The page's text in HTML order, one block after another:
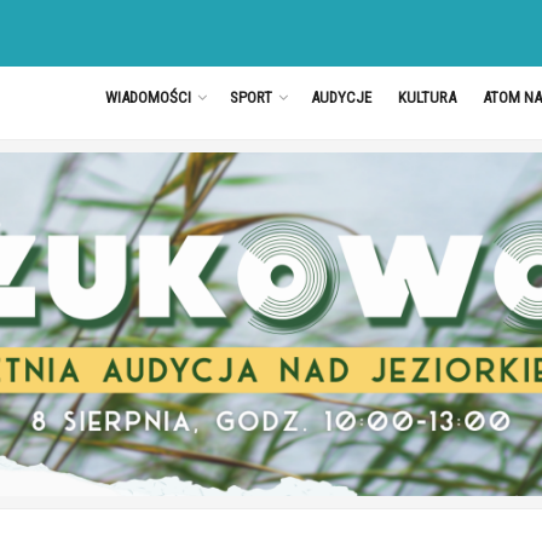
WIADOMOŚCI SPORT AUDYCJE KULTURA ATOM